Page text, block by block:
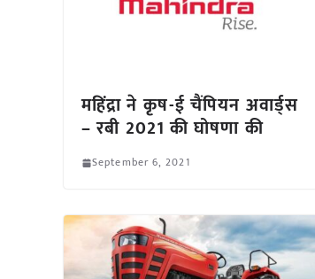
महिंद्रा ने कृष-ई चैंपियन अवार्ड्स
– रबी 2021 की घोषणा की
September 6, 2021